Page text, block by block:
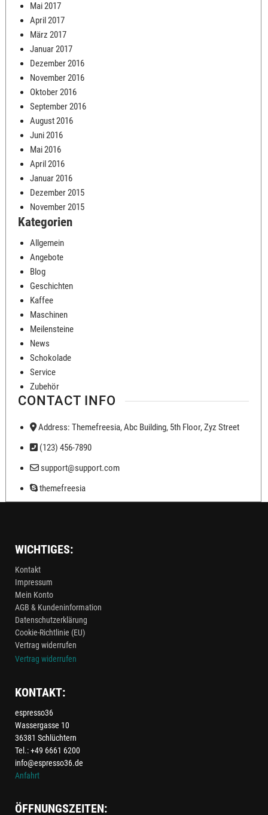
Mai 2017
April 2017
März 2017
Januar 2017
Dezember 2016
November 2016
Oktober 2016
September 2016
August 2016
Juni 2016
Mai 2016
April 2016
Januar 2016
Dezember 2015
November 2015
Kategorien
Allgemein
Angebote
Blog
Geschichten
Kaffee
Maschinen
Meilensteine
News
Schokolade
Service
Zubehör
CONTACT INFO
Address: Themefreesia, Abc Building, 5th Floor, Zyz Street
(123) 456-7890
support@support.com
themefreesia
WICHTIGES:
Kontakt
Impressum
Mein Konto
AGB & Kundeninformation
Datenschutzerklärung
Cookie-Richtlinie (EU)
Vertrag widerrufen
Vertrag widerrufen
KONTAKT:
espresso36
Wassergasse 10
36381 Schlüchtern
Tel.: +49 6661 6200
info@espresso36.de
Anfahrt
ÖFFNUNGSZEITEN: